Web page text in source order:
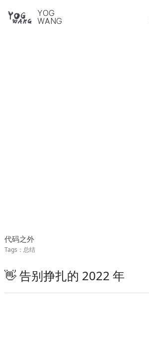
YOG
WANG
代码之外
总结
👋 告别挣扎的 2022 年